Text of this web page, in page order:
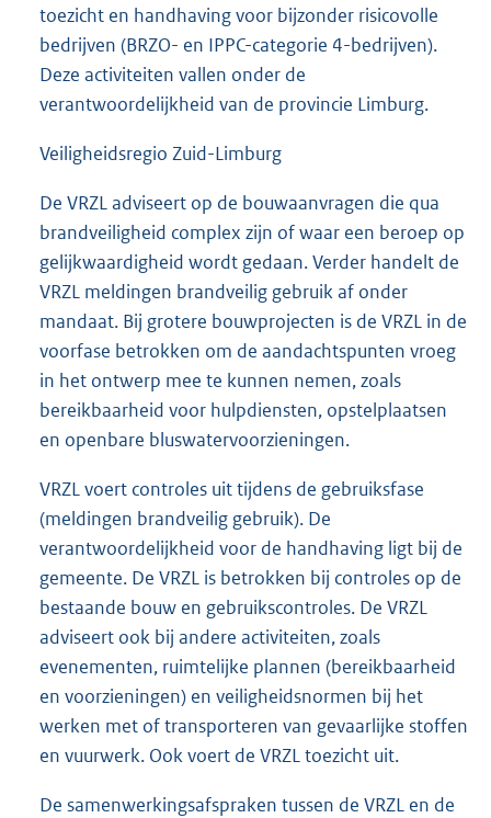
toezicht en handhaving voor bijzonder risicovolle
bedrijven (BRZO- en IPPC-categorie 4-bedrijven).
Deze activiteiten vallen onder de
verantwoordelijkheid van de provincie Limburg.
Veiligheidsregio Zuid-Limburg
De VRZL adviseert op de bouwaanvragen die qua
brandveiligheid complex zijn of waar een beroep op
gelijkwaardigheid wordt gedaan. Verder handelt de
VRZL meldingen brandveilig gebruik af onder
mandaat. Bij grotere bouwprojecten is de VRZL in de
voorfase betrokken om de aandachtspunten vroeg
in het ontwerp mee te kunnen nemen, zoals
bereikbaarheid voor hulpdiensten, opstelplaatsen
en openbare bluswatervoorzieningen.
VRZL voert controles uit tijdens de gebruiksfase
(meldingen brandveilig gebruik). De
verantwoordelijkheid voor de handhaving ligt bij de
gemeente. De VRZL is betrokken bij controles op de
bestaande bouw en gebruikscontroles. De VRZL
adviseert ook bij andere activiteiten, zoals
evenementen, ruimtelijke plannen (bereikbaarheid
en voorzieningen) en veiligheidsnormen bij het
werken met of transporteren van gevaarlijke stoffen
en vuurwerk. Ook voert de VRZL toezicht uit.
De samenwerkingsafspraken tussen de VRZL en de